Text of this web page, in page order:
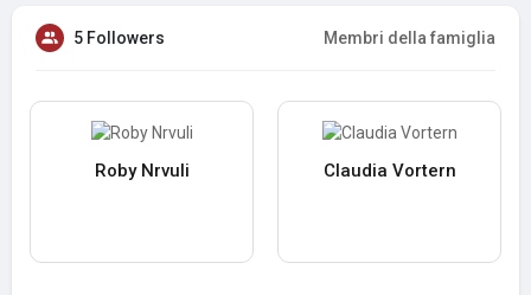
5 Followers Membri della famiglia
Roby Nrvuli Claudia Vortern